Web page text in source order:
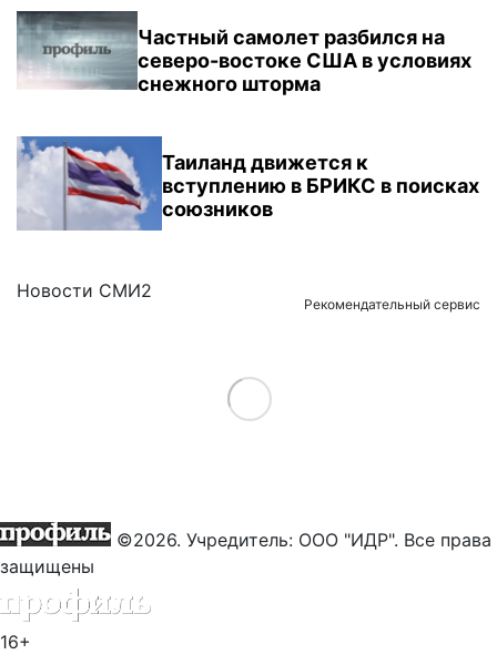
Частный самолет разбился на
северо-востоке США в условиях
снежного шторма
Таиланд движется к
вступлению в БРИКС в поисках
союзников
Новости СМИ2
Рекомендательный сервис
Load More
©2026. Учредитель: ООО "ИДР". Все права
защищены
16+